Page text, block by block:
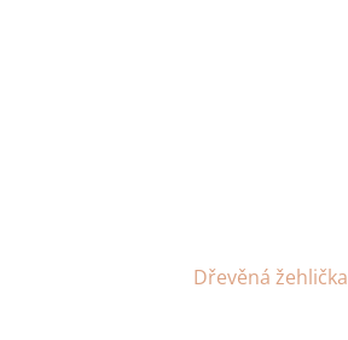
Dřevěná žehlička